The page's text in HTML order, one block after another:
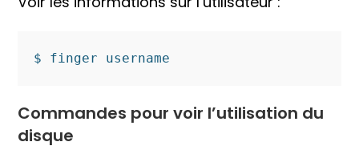
$ finger username
Commandes pour voir l’utilisation du
disque